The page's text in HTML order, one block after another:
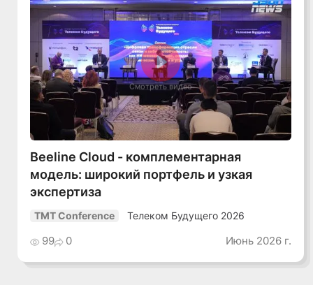
Смотреть видео
Beeline Cloud - комплементарная
модель: широкий портфель и узкая
экспертиза
TMT Conference Телеком Будущего 2026
99 0 Июнь 2026 г.